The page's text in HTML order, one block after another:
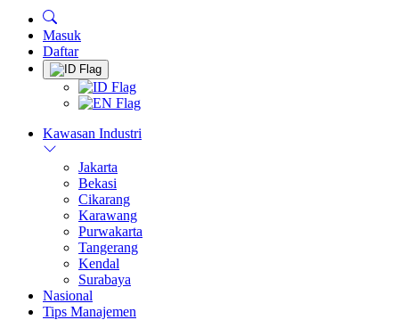
Masuk
Daftar
Kawasan Industri
Jakarta
Bekasi
Cikarang
Karawang
Purwakarta
Tangerang
Kendal
Surabaya
Nasional
Tips Manajemen